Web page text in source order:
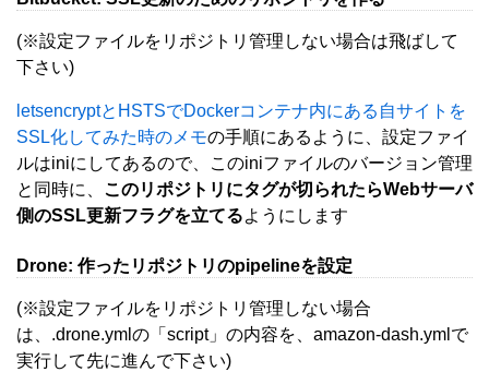
(※設定ファイルをリポジトリ管理しない場合は飛ばして
下さい)
letsencryptとHSTSでDockerコンテナ内にある自サイトを
SSL化してみた時のメモの手順にあるように、設定ファイ
ルはiniにしてあるので、このiniファイルのバージョン管理
と同時に、
このリポジトリにタグが切られたらWebサーバ
側のSSL更新フラグを立てるようにします
Drone: 作ったリポジトリのpipelineを設定
(※設定ファイルをリポジトリ管理しない場合
は、.drone.ymlの「script」の内容を、amazon-dash.ymlで
実行して先に進んで下さい)